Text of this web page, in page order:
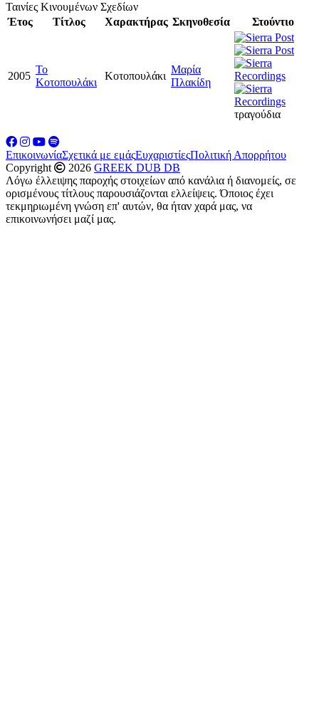
Ταινίες Κινουμένων Σχεδίων
Έτος
Τίτλος Χαρακτήρας Σκηνοθεσία Στούντιο
2005
Το
Κοτοπουλάκι
Κοτοπουλάκι
Μαρία
Πλακίδη
τραγούδια
ΕπικοινωνίαΣχετικά με εμάςΕυχαριστίεςΠολιτική Απορρήτου
Copyright
2026 GREEK DUB DB
Λόγω έλλειψης παροχής στοιχείων από κανάλια ή διανομείς, σε
ορισμένους τίτλους παρουσιάζονται ελλείψεις. Όποιος έχει
τεκμηριωμένη γνώση επ' αυτών, θα ήταν χαρά μας, να
επικοινωνήσει μαζί μας.